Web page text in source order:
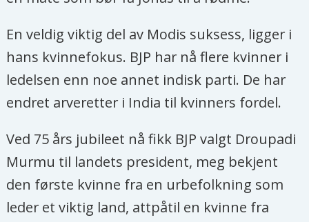
En veldig viktig del av Modis suksess, ligger i
hans kvinnefokus. BJP har nå flere kvinner i
ledelsen enn noe annet indisk parti. De har
endret arveretter i India til kvinners fordel.
Ved 75 års jubileet nå fikk BJP valgt Droupadi
Murmu til landets president, meg bekjent
den første kvinne fra en urbefolkning som
leder et viktig land, attpåtil en kvinne fra